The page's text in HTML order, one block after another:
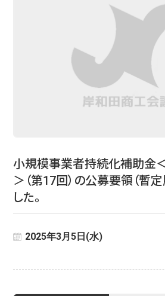
小規模事業者持続化補助金
＞（第17回）の公募要領（暫
した。
2025年3月5日(水)